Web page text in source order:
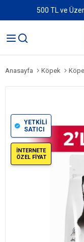
500 TL ve
Anasayfa Köpek
YETKİLİ
SATICI
İNTERNETE
ÖZEL FİYAT